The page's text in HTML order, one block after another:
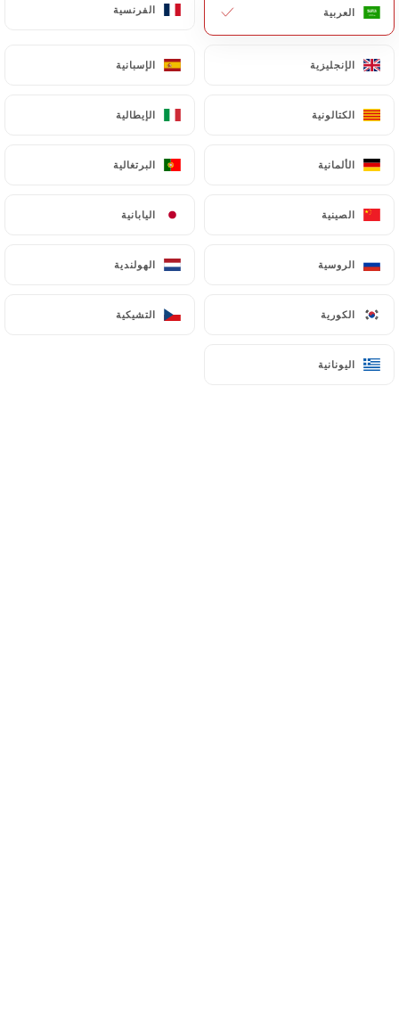
العربية الفرنسية
الإنجليزية الإسبانية
الكتالونية الإيطالية
الألمانية البرتغالية
الصينية اليابانية
الروسية الهولندية
الكورية التشيكية
اليونانية
العربية الفرنسية
الإنجليزية الإسبانية
الكتالونية الإيطالية
الألمانية البرتغالية
الصينية اليابانية
الروسية الهولندية
الكورية التشيكية
اليونانية